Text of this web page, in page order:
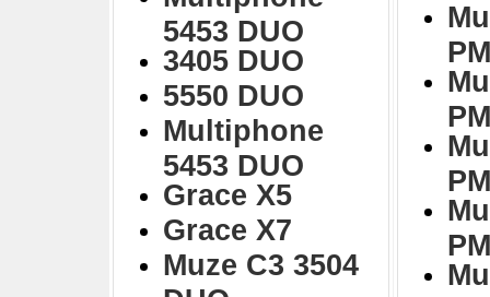
5453 DUO
3405 DUO
5550 DUO
Multiphone
5453 DUO
Grace X5
Grace X7
Muze C3 3504